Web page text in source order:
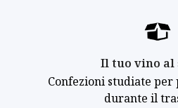
Il tuo vino al
Confezioni studiate
durante il